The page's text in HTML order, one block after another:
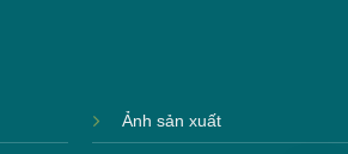
Ảnh sản xuất